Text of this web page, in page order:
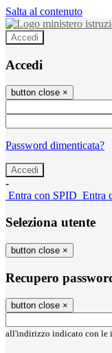
Salta al contenuto
Accedi
Accedi
button close ×
Password dimenticata?
-
Entra con SPID Entra
Seleziona utente
button close ×
Recupero
button close ×
all'indirizzo indicato con le